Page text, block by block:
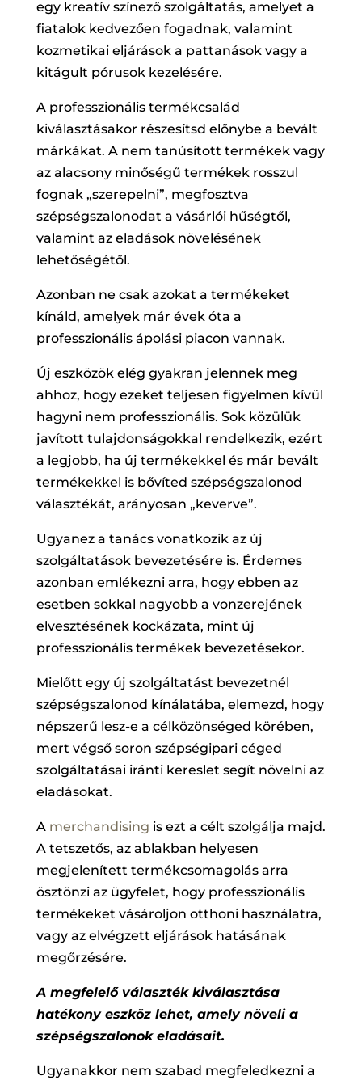
egy kreatív színező szolgáltatás, amelyet a
fiatalok kedvezően fogadnak, valamint
kozmetikai eljárások a pattanások vagy a
kitágult pórusok kezelésére.
A professzionális termékcsalád
kiválasztásakor részesítsd előnybe a bevált
márkákat. A nem tanúsított termékek vagy
az alacsony minőségű termékek rosszul
fognak „szerepelni”, megfosztva
szépségszalonodat a vásárlói hűségtől,
valamint az eladások növelésének
lehetőségétől.
Azonban ne csak azokat a termékeket
kínáld, amelyek már évek óta a
professzionális ápolási piacon vannak.
Új eszközök elég gyakran jelennek meg
ahhoz, hogy ezeket teljesen figyelmen kívül
hagyni nem professzionális. Sok közülük
javított tulajdonságokkal rendelkezik, ezért
a legjobb, ha új termékekkel és már bevált
termékekkel is bővíted szépségszalonod
választékát, arányosan „keverve”.
Ugyanez a tanács vonatkozik az új
szolgáltatások bevezetésére is. Érdemes
azonban emlékezni arra, hogy ebben az
esetben sokkal nagyobb a vonzerejének
elvesztésének kockázata, mint új
professzionális termékek bevezetésekor.
Mielőtt egy új szolgáltatást bevezetnél
szépségszalonod kínálatába, elemezd, hogy
népszerű lesz-e a célközönséged körében,
mert végső soron szépségipari céged
szolgáltatásai iránti kereslet segít növelni az
eladásokat.
A merchandising is ezt a célt szolgálja majd.
A tetszetős, az ablakban helyesen
megjelenített termékcsomagolás arra
ösztönzi az ügyfelet, hogy professzionális
termékeket vásároljon otthoni használatra,
vagy az elvégzett eljárások hatásának
megőrzésére.
A megfelelő választék kiválasztása
hatékony eszköz lehet, amely növeli a
szépségszalonok eladásait.
Ugyanakkor nem szabad megfeledkezni a